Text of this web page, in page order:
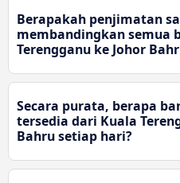
Berapakah penjimatan
membandingkan semua
Terengganu ke Johor
Secara purata, berapa
tersedia dari Kuala
Bahru setiap hari?